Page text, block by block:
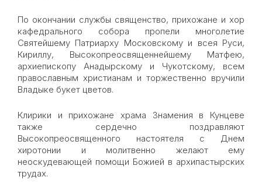
По окончании службы священство, прихожане и хор
кафедрального собора пропели многолетие
Святейшему Патриарху Московскому и всея Руси,
Кириллу, Высокопреосвященнейшему Матфею,
архиепископу Анадырскому и Чукотскому, всем
православным христианам и торжественно вручили
Владыке букет цветов.
Клирики и прихожане храма Знамения в Кунцеве
также сердечно поздравляют
Высокопреосвященного настоятеля с Днем
хиротонии и молитвенно желают ему
неоскудевающей помощи Божией в архипастырских
трудах.